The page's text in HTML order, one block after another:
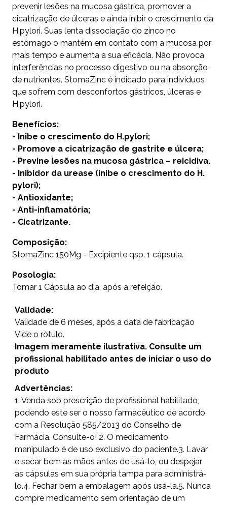
prevenir lesões na mucosa gástrica, promover a
cicatrização de úlceras e ainda inibir o crescimento da
H.pylori. Suas lenta dissociação do zinco no
estômago o mantém em contato com a mucosa por
mais tempo e aumenta a sua eficácia. Não provoca
interferências no processo digestivo ou na absorção
de nutrientes. StomaZinc é indicado para indivíduos
que sofrem com desconfortos gástricos, úlceras e
H.pylori.
Benefícios:
- Inibe o crescimento do H.pylori;
- Promove a cicatrização de gastrite e úlcera;
- Previne lesões na mucosa gástrica – reicidiva.
- Inibidor da urease (inibe o crescimento do H.
pylori);
- Antioxidante;
- Anti-inflamatória;
- Cicatrizante.
Composição:
StomaZinc 150Mg - Excipiente qsp. 1 cápsula.
Posologia:
Tomar 1 Cápsula ao dia, após a refeição.
Validade:
Validade de 6 meses, após a data de fabricação
Vide o rótulo.
Imagem meramente ilustrativa. Consulte um
profissional habilitado antes de iniciar o uso do
produto
Advertências:
1. Venda sob prescrição de profissional habilitado,
podendo este ser o nosso farmacêutico de acordo
com a Resolução 585/2013 do Conselho de
Farmácia. Consulte-o! 2. O medicamento
manipulado é de uso exclusivo do paciente.3. Lavar
e secar bem as mãos antes de usá-lo, ou despejar
as cápsulas em sua própria tampa para administrá-
lo.4. Fechar bem a embalagem após usá-la.5. Nunca
compre medicamento sem orientação de um